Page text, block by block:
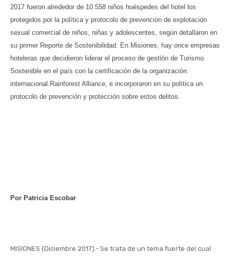
2017 fueron alrededor de 10.558 niños huéspedes del hotel los
protegidos por la política y protocolo de prevención de explotación
sexual comercial de niños, niñas y adolescentes, según detallaron en
su primer Reporte de Sostenibilidad. En Misiones, hay once empresas
hoteleras que decidieron liderar el proceso de gestión de Turismo
Sostenible en el país con la certificación de la organización
internacional Rainforest Alliance, e incorporaron en su política un
protocolo de prevención y protección sobre estos delitos.
Por Patricia Escobar
MISIONES (Diciembre 2017).- Se trata de un tema fuerte del cual